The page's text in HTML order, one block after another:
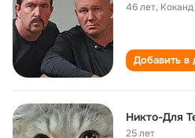
46 лет,
Добавить в
Никто-Для
25 лет